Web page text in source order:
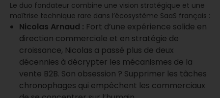
Le duo fondateur combine une vision stratégique et une
maîtrise technique rare dans l’écosystème SaaS français :
Nicolas Arnaud : Fort d’une expérience solide en
direction commerciale et en stratégie de
croissance, Nicolas a passé plus de deux
décennies à décrypter les mécanismes de la
vente B2B. Son obsession ? Supprimer les tâches
chronophages qui empêchent les commerciaux